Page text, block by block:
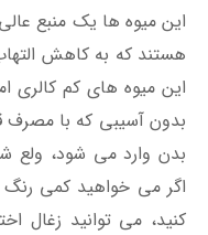
این میوه ها یک منبع
هستند که به کاهش
این میوه های کم کالری
بدون آسیبی که با مصرف
بدن وارد می شود، ولع
اگر می خواهید کمی رنگ
کنید، می توانید زغال